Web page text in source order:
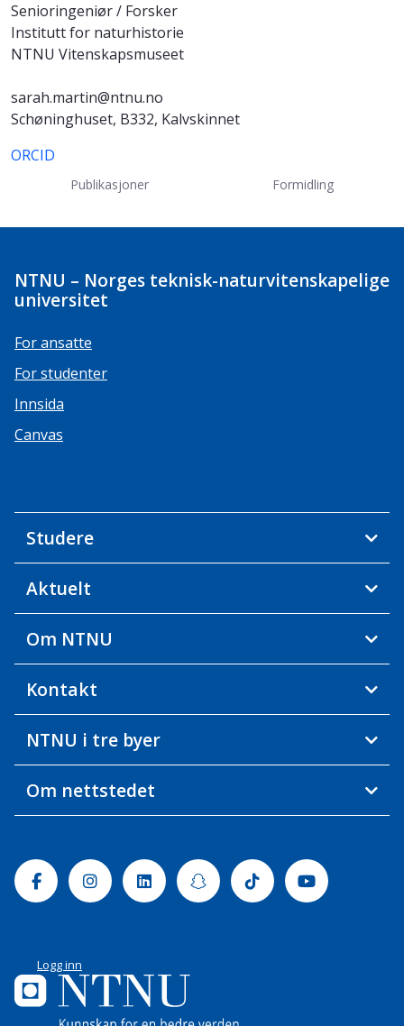
Senioringeniør / Forsker
Institutt for naturhistorie
NTNU Vitenskapsmuseet
sarah.martin@ntnu.no
Schøninghuset, B332, Kalvskinnet
ORCID
Publikasjoner Formidling
NTNU – Norges teknisk-naturvitenskapelige
universitet
For ansatte
For studenter
Innsida
Canvas
Studere
Aktuelt
Om NTNU
Kontakt
NTNU i tre byer
Om nettstedet
FacebookInstagramLinkedinSnapchatTiktok Youtube
Logg inn